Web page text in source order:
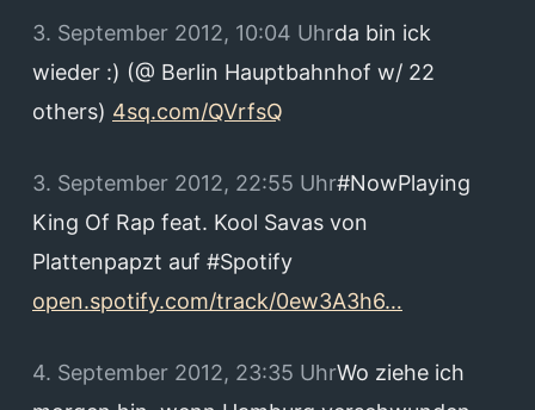
3. September 2012, 10:04 Uhrda bin ick
wieder :) (@ Berlin Hauptbahnhof w/ 22
others) 4sq.com/QVrfsQ
3. September 2012, 22:55 Uhr#NowPlaying
King Of Rap feat. Kool Savas von
Plattenpapzt auf #Spotify
open.spotify.com/track/0ew3A3h6…
4. September 2012, 23:35 UhrWo ziehe ich